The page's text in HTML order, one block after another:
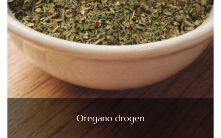
Oregano drogen